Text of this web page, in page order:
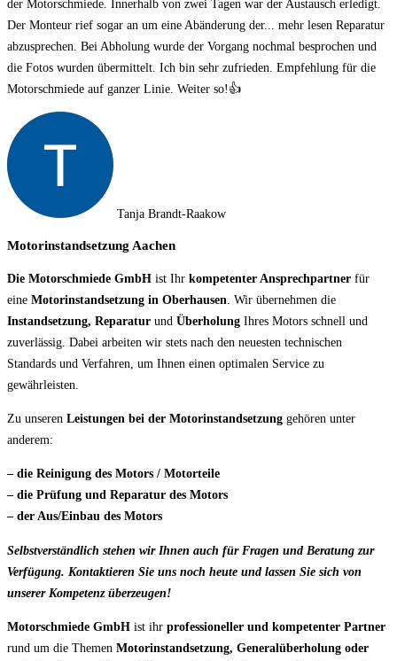
der Motorschmiede. Innerhalb von zwei Tagen war der Austausch erledigt.
Der Monteur rief sogar an um eine Abänderung der... mehr lesen Reparatur
abzusprechen. Bei Abholung wurde der Vorgang nochmal besprochen und
die Fotos wurden übermittelt. Ich bin sehr zufrieden. Empfehlung für die
Motorschmiede auf ganzer Linie. Weiter so!👍
Tanja Brandt-Raakow
Motorinstandsetzung Aachen
Die Motorschmiede GmbH ist Ihr kompetenter Ansprechpartner für
eine Motorinstandsetzung in Oberhausen . Wir übernehmen die
Instandsetzung, Reparatur und Überholung Ihres Motors schnell und
zuverlässig. Dabei arbeiten wir stets nach den neuesten technischen
Standards und Verfahren, um Ihnen einen optimalen Service zu
gewährleisten.
Zu unseren Leistungen bei der Motorinstandsetzung gehören unter
anderem:
– die Reinigung des Motors / Motorteile
– die Prüfung und Reparatur des Motors
– der Aus/Einbau des Motors
Selbstverständlich stehen wir Ihnen auch für Fragen und Beratung zur
Verfügung. Kontaktieren Sie uns noch heute und lassen Sie sich von
unserer Kompetenz überzeugen!
Motorschmiede GmbH ist ihr professioneller und kompetenter Partner
rund um die Themen Motorinstandsetzung, Generalüberholung oder